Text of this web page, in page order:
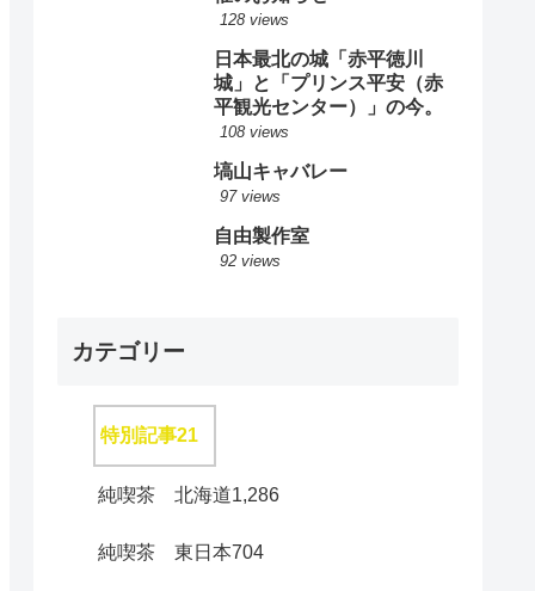
128 views
日本最北の城「赤平徳川
城」と「プリンス平安（赤
平観光センター）」の今。
108 views
塙山キャバレー
97 views
自由製作室
92 views
カテゴリー
特別記事21
純喫茶 北海道1,286
純喫茶 東日本704